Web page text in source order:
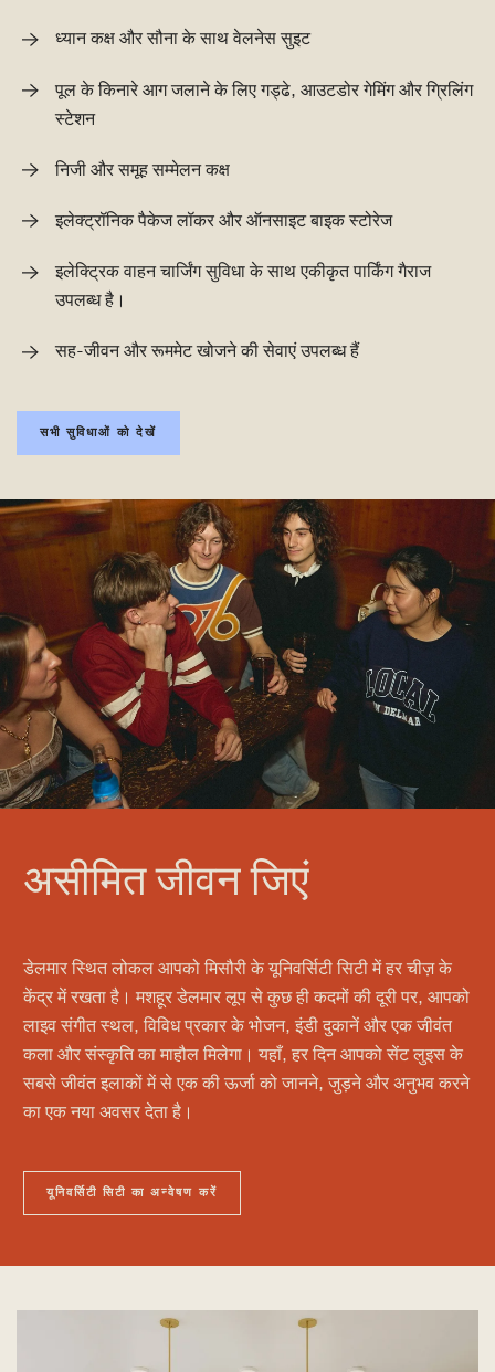
ध्यान कक्ष और सौना के साथ वेलनेस सुइट
पूल के किनारे आग जलाने के लिए गड्ढे, आउटडोर गेमिंग और ग्रिलिंग
स्टेशन
निजी और समूह सम्मेलन कक्ष
इलेक्ट्रॉनिक पैकेज लॉकर और ऑनसाइट बाइक स्टोरेज
इलेक्ट्रिक वाहन चार्जिंग सुविधा के साथ एकीकृत पार्किंग गैराज
उपलब्ध है।
सह-जीवन और रूममेट खोजने की सेवाएं उपलब्ध हैं
सभी सुविधाओं को देखें
असीमित जीवन जिएं
डेलमार स्थित लोकल आपको मिसौरी के यूनिवर्सिटी सिटी में हर चीज़ के
केंद्र में रखता है। मशहूर डेलमार लूप से कुछ ही कदमों की दूरी पर, आपको
लाइव संगीत स्थल, विविध प्रकार के भोजन, इंडी दुकानें और एक जीवंत
कला और संस्कृति का माहौल मिलेगा। यहाँ, हर दिन आपको सेंट लुइस के
सबसे जीवंत इलाकों में से एक की ऊर्जा को जानने, जुड़ने और अनुभव करने
का एक नया अवसर देता है।
यूनिवर्सिटी सिटी का अन्वेषण करें